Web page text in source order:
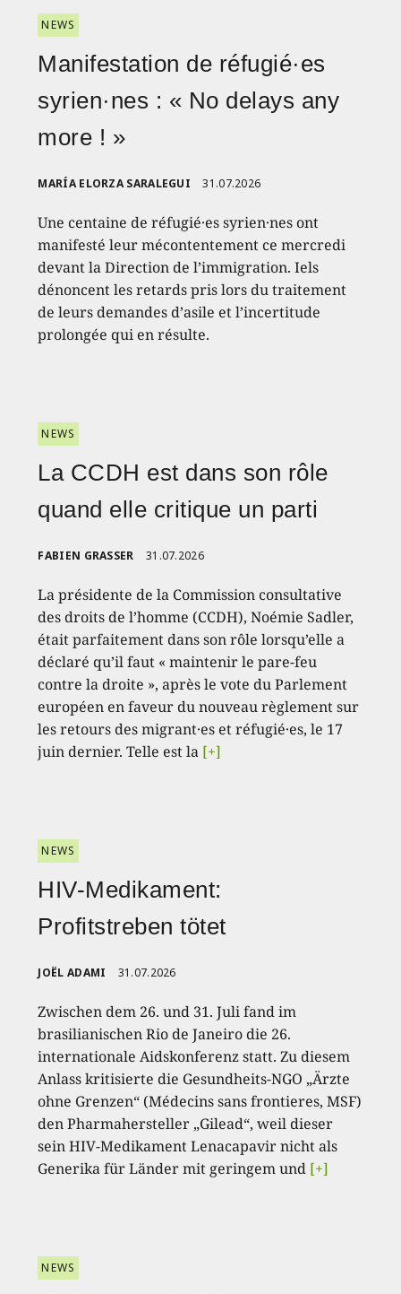
NEWS
Manifestation de réfugié·es
syrien·nes : « No delays any
more ! »
MARÍA ELORZA SARALEGUI 31.07.2026
Une centaine de réfugié·es syrien·nes ont
manifesté leur mécontentement ce mercredi
devant la Direction de l’immigration. Iels
dénoncent les retards pris lors du traitement
de leurs demandes d’asile et l’incertitude
prolongée qui en résulte.
NEWS
La CCDH est dans son rôle
quand elle critique un parti
FABIEN GRASSER 31.07.2026
La présidente de la Commission consultative
des droits de l’homme (CCDH), Noémie Sadler,
était parfaitement dans son rôle lorsqu’elle a
déclaré qu’il faut « maintenir le pare-feu
contre la droite », après le vote du Parlement
européen en faveur du nouveau règlement sur
les retours des migrant·es et réfugié·es, le 17
juin dernier. Telle est la [+]
NEWS
HIV-Medikament:
Profitstreben tötet
JOËL ADAMI 31.07.2026
Zwischen dem 26. und 31. Juli fand im
brasilianischen Rio de Janeiro die 26.
internationale Aidskonferenz statt. Zu diesem
Anlass kritisierte die Gesundheits-NGO „Ärzte
ohne Grenzen“ (Médecins sans frontieres, MSF)
den Pharmahersteller „Gilead“, weil dieser
sein HIV-Medikament Lenacapavir nicht als
Generika für Länder mit geringem und [+]
NEWS